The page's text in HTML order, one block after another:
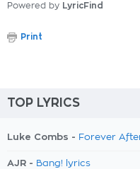
Powered by LyricFind
Print
TOP LYRICS
Luke Combs - Forever
AJR - Bang! lyrics